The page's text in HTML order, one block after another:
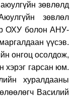
зөвлөлд
зөвлөл
ОХУ болон АНУ-
үүсэв.
онгоц осолдож,
хэрэг гарсан юм.
хуралдааны
Василий